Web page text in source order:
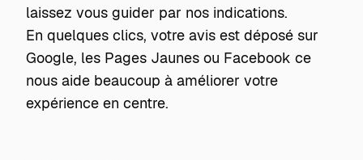
laissez vous guider par nos indications.
En quelques clics, votre avis est déposé sur
Google, les Pages Jaunes ou Facebook ce
nous aide beaucoup à améliorer votre
expérience en centre.